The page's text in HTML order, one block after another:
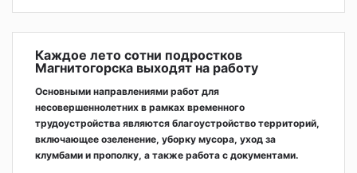
Каждое лето сотни подростков
Магнитогорска выходят на работу
Основными направлениями работ для
несовершеннолетних в рамках временного
трудоустройства являются благоустройство территорий,
включающее озеленение, уборку мусора, уход за
клумбами и прополку, а также работа с документами.